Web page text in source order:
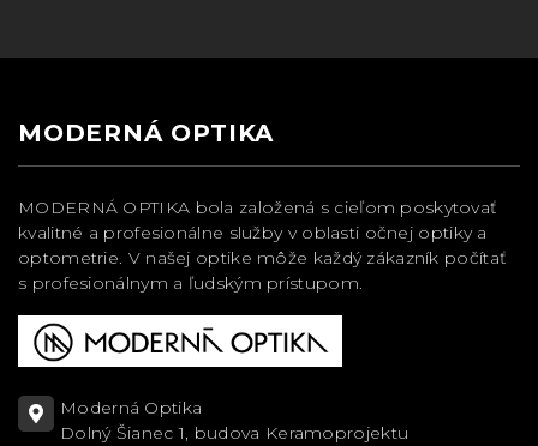
MODERNÁ OPTIKA
MODERNÁ OPTIKA bola založená s cieľom poskytovať
kvalitné a profesionálne služby v oblasti očnej optiky a
optometrie. V našej optike môže každý zákazník počítať
s profesionálnym a ľudským prístupom.
Moderná Optika
Dolný Šianec 1, budova Keramoprojektu